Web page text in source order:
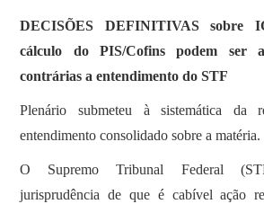
DECISÕES DEFINITIVAS sobre
cálculo do PIS/Cofins podem ser
contrárias a entendimento do STF
Plenário submeteu à sistemática da
entendimento consolidado sobre a matéria.
O Supremo Tribunal Federal
jurisprudência de que é cabível ação